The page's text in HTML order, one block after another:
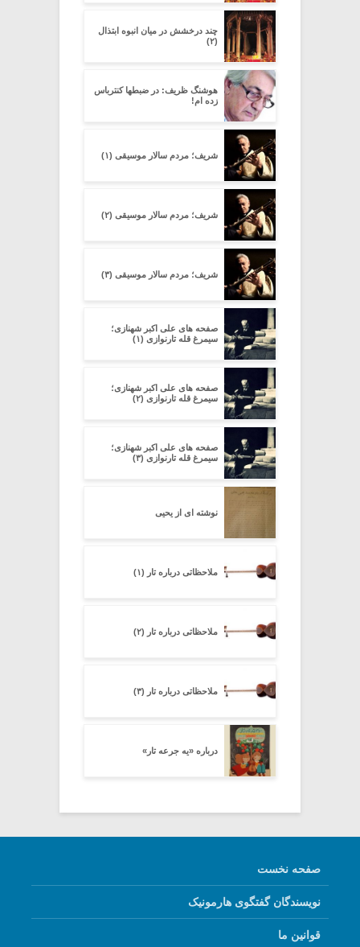
چند درخشش در میان انبوه ابتذال
(۲)
هوشنگ ظریف: در ضبطها کنترباس
زده ام!
شریف؛ مردم سالار موسیقی (۱)
شریف؛ مردم سالار موسیقی (۲)
شریف؛ مردم سالار موسیقی (۳)
صفحه های علی اکبر شهنازی؛
سیمرغ قله تارنوازی (۱)
صفحه های علی اکبر شهنازی؛
سیمرغ قله تارنوازی (۲)
صفحه های علی اکبر شهنازی؛
سیمرغ قله تارنوازی (۳)
نوشته ای از یحیی
ملاحظاتی درباره تار (۱)
ملاحظاتی درباره تار (۲)
ملاحظاتی درباره تار (۳)
درباره «یه جرعه تار»
صفحه نخست
نویسندگان گفتگوی هارمونیک
قوانین ما